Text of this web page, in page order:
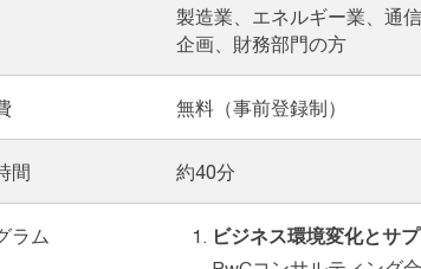
製造業、エネルギー業、通
企画、財務部門の方
無料（事前登録制）
間 約40分
ラム
ビジネス環境変化とサ